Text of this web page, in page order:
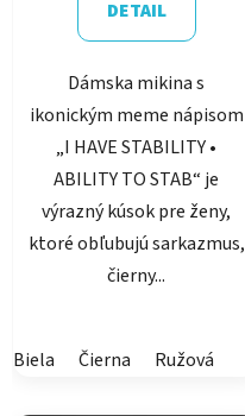
DETAIL
Dámska mikina s
ikonickým meme nápisom
„I HAVE STABILITY •
ABILITY TO STAB“ je
výrazný kúsok pre ženy,
ktoré obľubujú sarkazmus,
čierny...
Biela Čierna Ružová